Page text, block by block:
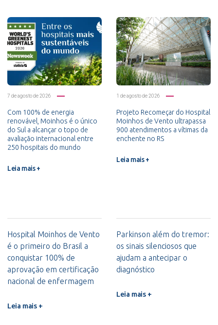
7 de agosto de 2026
Com 100% de energia
renovável, Moinhos é o único
do Sul a alcançar o topo de
avaliação internacional entre
250 hospitais do mundo
Leia mais +
1 de agosto de 2026
Projeto Recomeçar do Hospital
Moinhos de Vento ultrapassa
900 atendimentos a vítimas da
enchente no RS
Leia mais +
Hospital Moinhos de Vento
é o primeiro do Brasil a
conquistar 100% de
aprovação em certificação
nacional de enfermagem
Leia mais +
Parkinson além do tremor:
os sinais silenciosos que
ajudam a antecipar o
diagnóstico
Leia mais +